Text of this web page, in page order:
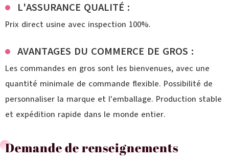
L'ASSURANCE QUALITÉ :
Prix direct usine avec inspection 100%.
AVANTAGES DU COMMERCE DE GROS :
Les commandes en gros sont les bienvenues, avec une
quantité minimale de commande flexible. Possibilité de
personnaliser la marque et l'emballage. Production stable
et expédition rapide dans le monde entier.
Demande de renseignements